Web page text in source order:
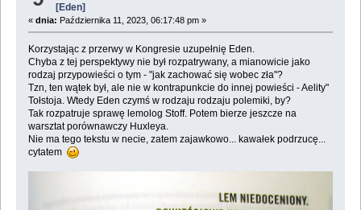
[Eden]
« dnia: Października 11, 2023, 06:17:48 pm »
Korzystając z przerwy w Kongresie uzupełnię Eden.
Chyba z tej perspektywy nie był rozpatrywany, a mianowicie jako
rodzaj przypowieści o tym - "jak zachować się wobec zła"?
Tzn, ten wątek był, ale nie w kontrapunkcie do innej powieści - Aelity"
Tołstoja. Wtedy Eden czymś w rodzaju rodzaju polemiki, by?
Tak rozpatruje sprawę lemolog Stoff. Potem bierze jeszcze na
warsztat porównawczy Huxleya.
Nie ma tego tekstu w necie, zatem zajawkowo... kawałek podrzucę...
cytatem